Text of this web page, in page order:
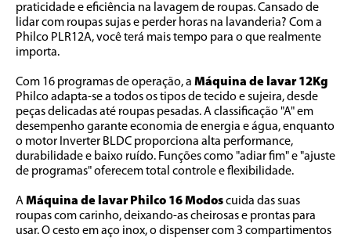
praticidade e eficiência na lavagem de roupas. Cansado de
lidar com roupas sujas e perder horas na lavanderia? Com a
Philco PLR12A, você terá mais tempo para o que realmente
importa.
Com 16 programas de operação, a Máquina de lavar 12Kg
Philco adapta-se a todos os tipos de tecido e sujeira, desde
peças delicadas até roupas pesadas. A classificação "A" em
desempenho garante economia de energia e água, enquanto
o motor Inverter BLDC proporciona alta performance,
durabilidade e baixo ruído. Funções como "adiar fim" e "ajuste
de programas" oferecem total controle e flexibilidade.
A Máquina de lavar Philco 16 Modos cuida das suas
roupas com carinho, deixando-as cheirosas e prontas para
usar. O cesto em aço inox, o dispenser com 3 compartimentos